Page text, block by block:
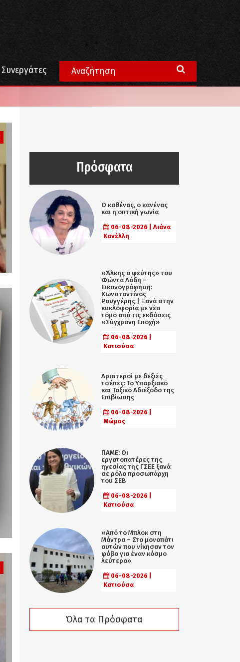
Συνεργάτες
Πρόσφατα
Ο καθένας, ο κανένας
και η οπτική γωνία
06-08-2026 | Λιάνα
Κανέλλη
«Άλκης ο ψεύτης» του
Φώντα Λάδη –
Εικονογράφηση:
Κωνσταντίνος
Ρουγγέρης | Ξανά στην
κυκλοφορία με νέο
τόμο από τις εκδόσεις
«Σύγχρονη Εποχή»
06-08-2026 |
Κατιούσα
Αριστεροί με δεξιές
τσέπες: Το Υπαρξιακό
και Ταξικό Αδιέξοδο της
Επιβίωσης
06-08-2026 |
Μώμος
ΠΑΜΕ: Οι
εργατοπατέρες της
ηγεσίας της ΓΣΕΕ ξανά
σε ρόλο προσωπάρχη
του ΣΕΒ
06-08-2026 |
Κατιούσα
«Από το Μπλοκ στη
Μάντρα – Στο μονοπάτι
αυτών που νίκησαν τον
φόβο για έναν κόσμο
λεύτερο»
06-08-2026 |
Κατιούσα
Όλα τα Πρόσφατα